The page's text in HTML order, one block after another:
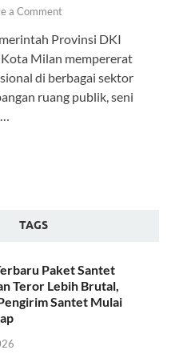
a Comment
Provinsi DKI
Milan mempererat
di berbagai sektor
ruang publik, seni
TAGS
Paket Santet
Teror Lebih Brutal,
Santet Mulai